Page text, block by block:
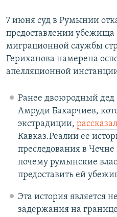
7 июня суд в Румынии
предоставлении
миграционной службы
Гериханова намерена
апелляционной
Ранее двоюродный дед
Амруди Бахарчиев,
экстрадиции, рассказал
Кавказ.Реалии ее
преследования в
почему румынские
предоставить ей
Эта история является
задержания на